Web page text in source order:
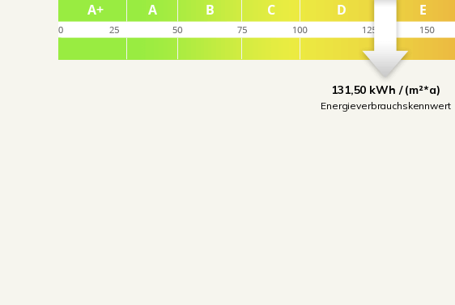
131,50 kWh / (m²*a)
Energieverbrauchskennwert